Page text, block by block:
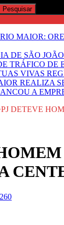
MAIOR:
DE SÃO
TRÁFICO
VIVAS
REALIZA
A
PJ DETEVE
0